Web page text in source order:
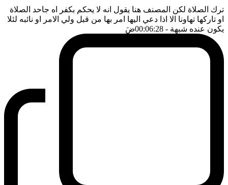
ترك الصلاة لكن المصنف هنا يقول انه لا يحكم بكفر اه جاحد الصلاة
او تاركها تهاونا الا اذا دعي اليها امر بها من قبل ولي الامر او نائبه لئلا
يكون عنده شبهة - 00:06:28 ضَ